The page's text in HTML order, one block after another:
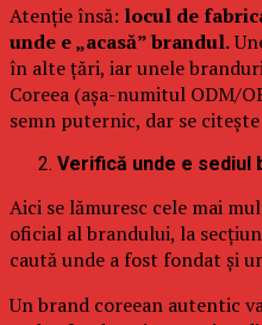
Atenție însă: locul de
unde e „acasă” brandul.
în alte țări, iar unele
Coreea (așa-numitul ODM/
semn puternic, dar se
Verifică unde e sediul
Aici se lămuresc cele mai
oficial al brandului, la
caută unde a fost fondat și
Un brand coreean autentic